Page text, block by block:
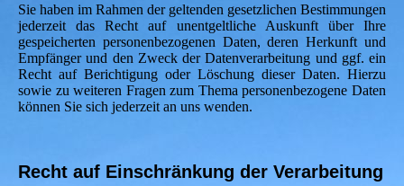
Sie haben im Rahmen der geltenden gesetzlichen Bestimmungen
jederzeit das Recht auf unentgeltliche Auskunft über Ihre
gespeicherten personenbezogenen Daten, deren Herkunft und
Empfänger und den Zweck der Datenverarbeitung und ggf. ein
Recht auf Berichtigung oder Löschung dieser Daten. Hierzu
sowie zu weiteren Fragen zum Thema personenbezogene Daten
können Sie sich jederzeit an uns wenden.
Recht auf Einschränkung der Verarbeitung